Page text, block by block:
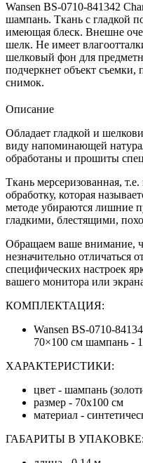
Wansen BS-0710-841342
шампань. Ткань с гладкой
имеющая блеск. Внешне
шелк. Не имеет
шелковый фон для
подчеркнет объект съемки,
снимок.
Описание
Обладает гладкой и
виду напоминающей
обработаны и прошиты
Ткань мерсеризованная,
обработку, которая
методе убираются лишние
гладкими, блестящими,
Обращаем ваше внимание,
незначительно отличаться
специфических настроек
вашего монитора или
КОМПЛЕКТАЦИЯ:
Wansen BS-0710-
70×100 см шампань -
ХАРАКТЕРИСТИКИ:
цвет - шампань
размер - 70х100 см
материал -
ГАБАРИТЫ В УПАКОВКЕ: